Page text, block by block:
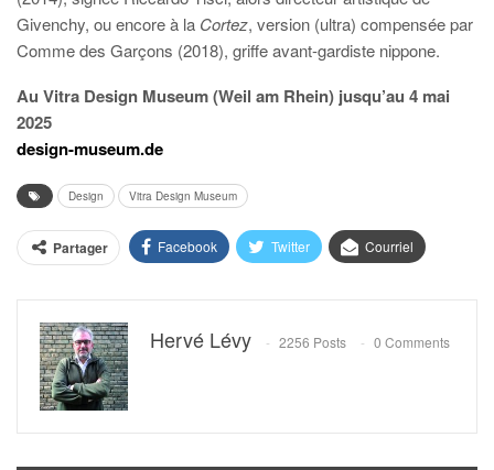
Givenchy, ou encore à la Cortez, version (ultra) compensée par
Comme des Garçons (2018), griffe avant-gardiste nippone.
Au Vitra Design Museum (Weil am Rhein) jusqu’au 4 mai
2025
design-museum.de
Design Vitra Design Museum
Partager Facebook Twitter Courriel
Hervé Lévy 2256 Posts 0 Comments